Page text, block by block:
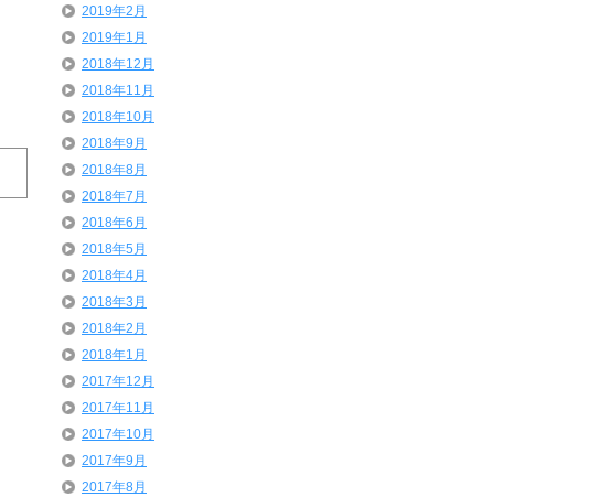
2019年2月
2019年1月
2018年12月
2018年11月
2018年10月
2018年9月
2018年8月
2018年7月
2018年6月
2018年5月
2018年4月
2018年3月
2018年2月
2018年1月
2017年12月
2017年11月
2017年10月
2017年9月
2017年8月